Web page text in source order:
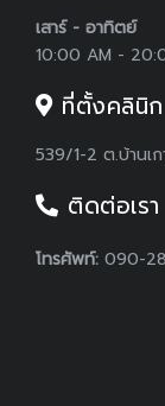
เสาร์ - อาทิตย์
10:00 AM -
ที่ตั้งคลินิก
539/1-2 ต.บ้านเ
ติดต่อเรา
โทรศัพท์: 090-